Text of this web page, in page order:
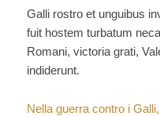
Galli rostro et unguibus
fuit hostem turbatum
Romani, victoria grati,
indiderunt.
Nella guerra contro i